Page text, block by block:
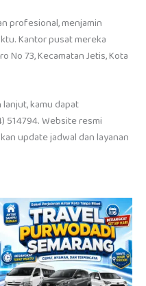
profesional, menjamin
Kantor pusat mereka
No 73, Kecamatan Jetis, Kota
kamu dapat
514794. Website resmi
update jadwal dan layanan